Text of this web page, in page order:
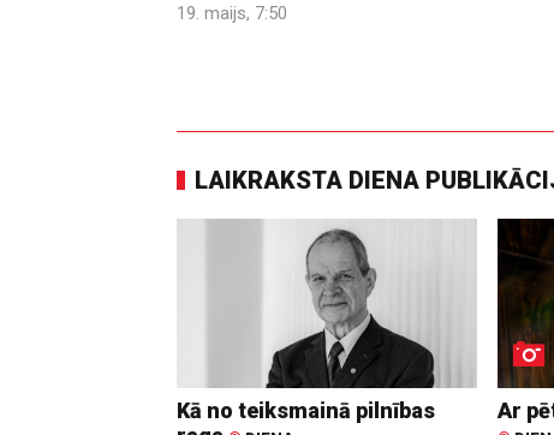
19. maijs, 7:50
LAIKRAKSTA DIENA
Kā no teiksmainā pilnības
Ar